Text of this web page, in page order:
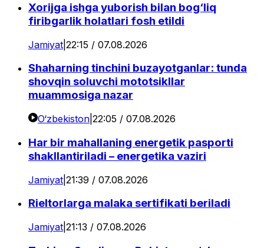
Xorijga ishga yuborish bilan bog‘liq
firibgarlik holatlari fosh etildi
Jamiyat 22:15 / 07.08.2026
Shaharning tinchini buzayotganlar: tunda
shovqin soluvchi mototsikllar
muammosiga nazar
O‘zbekiston 22:05 / 07.08.2026
Har bir mahallaning energetik pasporti
shakllantiriladi – energetika vaziri
Jamiyat 21:39 / 07.08.2026
Rieltorlarga malaka sertifikati beriladi
Jamiyat 21:13 / 07.08.2026